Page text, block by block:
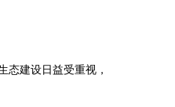
态建设日益受重视，